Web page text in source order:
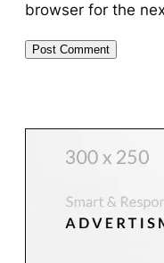
browser for the